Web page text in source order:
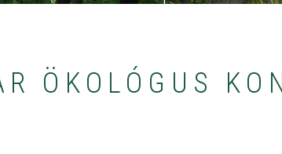
ÖKOLÓGUS